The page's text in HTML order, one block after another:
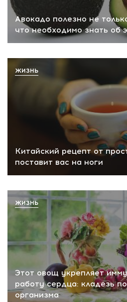
Авокадо полезно не
что необходимо знать об
Китайский рецепт от
поставит вас на ноги
ЖИЗНЬ
Этот овощ укрепляет
работу сердца: кладезь
организма
ЖИЗНЬ